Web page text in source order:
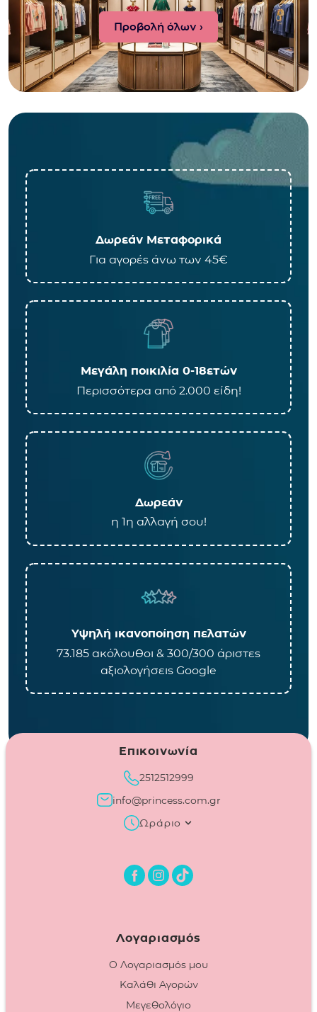
Προβολή όλων ›
Δωρεάν Μεταφορικά
Για αγορές άνω των 45€
Μεγάλη ποικιλία 0-18ετών
Περισσότερα από 2.000 είδη!
Δωρεάν
η 1η αλλαγή σου!
Υψηλή ικανοποίηση πελατών
73.185 ακόλουθοι & 300/300 άριστες
αξιολογήσεις Google
Επικοινωνία
2512512999
info@princess.com.gr
Ωράριο
Λογαριασμός
Ο Λογαριασμός μου
Καλάθι Αγορών
Μεγεθολόγιο